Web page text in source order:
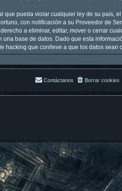
pueda violar cualquier ley de su país, el
con notificación a su Proveedor de
a eliminar, editar, mover o cerrar
base de datos. Dado que esta
hacking que conlleve a que los datos sean
Borrar cookies
Contáctanos